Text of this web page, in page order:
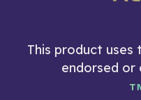
This product uses
endorsed or